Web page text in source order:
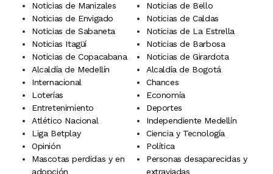
Noticias de Manizales
Noticias de Bello
Noticias de Envigado
Noticias de Caldas
Noticias de Sabaneta
Noticias de La Estrella
Noticias Itagüí
Noticias de Barbosa
Noticias de Copacabana
Noticias de Girardota
Alcaldía de Medellín
Alcaldía de Bogotá
Internacional
Chances
Loterías
Economía
Entretenimiento
Deportes
Atlético Nacional
Independiente Medellín
Liga Betplay
Ciencia y Tecnología
Opinión
Política
Mascotas perdidas y en
adopción
Personas desaparecidas y
extraviadas